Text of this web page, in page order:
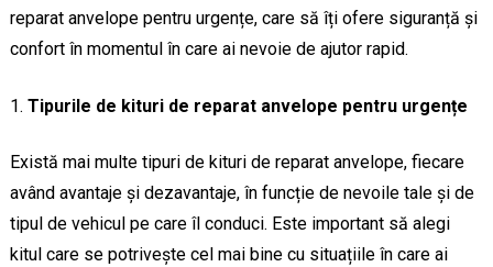
reparat anvelope pentru urgențe, care să îți ofere siguranță și
confort în momentul în care ai nevoie de ajutor rapid.
Tipurile de kituri de reparat anvelope pentru urgențe
Există mai multe tipuri de kituri de reparat anvelope, fiecare
având avantaje și dezavantaje, în funcție de nevoile tale și de
tipul de vehicul pe care îl conduci. Este important să alegi
kitul care se potrivește cel mai bine cu situațiile în care ai